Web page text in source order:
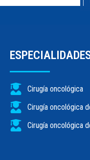
Cirugía oncológica
Cirugía oncológica
Cirugía oncológica